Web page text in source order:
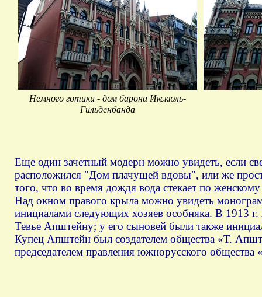
Немного готики - дом барона Икскюль-
Гильденбанда
Еще один зачетный модерн можно увидеть, если
расположился "Дом плачущей вдовы", или же
того, что во время дождя вода стекает по
Над окном правого крыла можно увидеть
инициалами следующих хозяев особняка. В 1913
Тевье Апштейну; у его сыновей были также
Купец Апштейн был создателем общества «Т.
председателем правления южнорусского общества